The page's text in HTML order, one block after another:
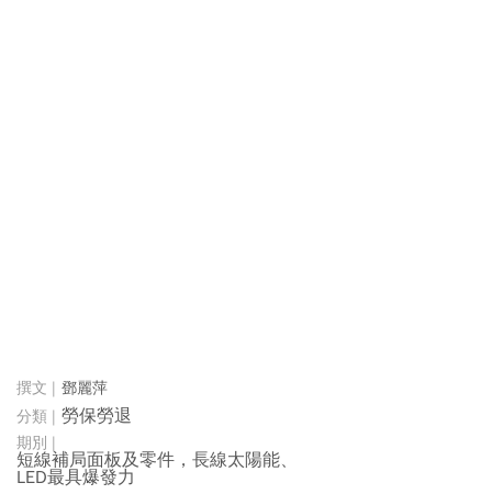
鄧麗萍
勞保勞退
短線補局面板及零件，長線太陽能、
LED最具爆發力